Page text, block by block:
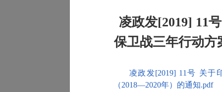
凌政发[2019] 11
保卫战三年行动方
凌政发[2019] 11号 关
（2018—2020年）的通知.pdf